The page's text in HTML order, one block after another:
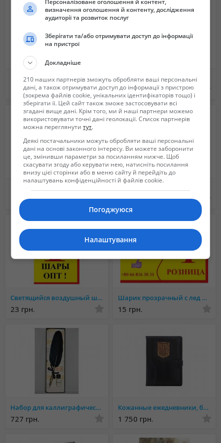
Сайт: https://mr-florista.shop/
Відео: https://youtu.be/LXHdktriC6o
Швейная машинка SINGER 367, для ремонта, не использовалась
600 грн. 18 грн.
400 грн. 2 400 грн.
Светящийся воздушный шар на палочке Bobo с игрушками
23 грн.
Шарик прозрачный с лед подсветкой оптом,светодиодный шар
15 грн.
Набор для каллиграфического письма LaKalligrafika Италия
727 грн.
Кожанные ежедневники, болкноты, фотоальбомы ручной работы купить Украина
1 750 грн.
Персоналізоване оголошення й контент,
визначення оголошення й контенту, дослідження
аудиторії та розвиток послуг
Зберігати та/або отримувати доступ до інформації
на пристрої
Докладніше
210 наших партнерів зможуть обробляти ваші персональні
дані, а також отримувати доступ до інформації з пристрою
(зокрема файлів cookie, унікальних ідентифікаторів тощо) і
зберігати її. Цей сайт також зможе застосовувати всі
згадані вище дані. Крім того, ми й наші партнери можемо
використовувати точні дані геолокації. Список партнерів
можна переглянутитут.
Деякі постачальники можуть обробляти ваші персональні
дані на основі законного інтересу. Ви можете заборонити
це, змінивши параметри за посиланням нижче. Щоб
скасувати згоду або керувати нею, натисніть посилання
внизу цієї сторінки або в меню сайту й перейдіть до
налаштувань конфіденційності й файлів cookie.
Погоджуюся
Налаштування